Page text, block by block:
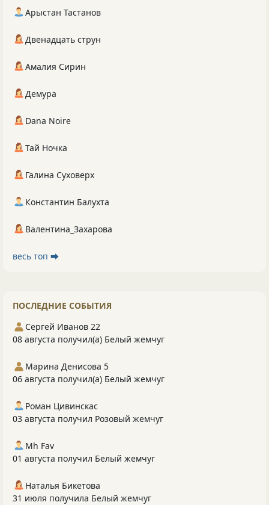
Арыстан Тастанов
Двенадцать струн
Амалия Сирин
Демура
Dana Noire
Тай Ночка
Галина Суховерх
Константин Балухта
Валентина_Захарова
весь топ ⮕
ПОСЛЕДНИЕ СОБЫТИЯ
Сергей Иванов 22
08 августа получил(а) Белый жемчуг
Марина Денисова 5
06 августа получил(а) Белый жемчуг
Роман Цивинскас
03 августа получил Розовый жемчуг
Mh Fav
01 августа получил Белый жемчуг
Наталья Бикетова
31 июля получила Белый жемчуг